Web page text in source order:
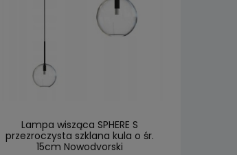
Lampa wisząca SPHERE S
przezroczysta szklana kula o śr.
15cm Nowodvorski